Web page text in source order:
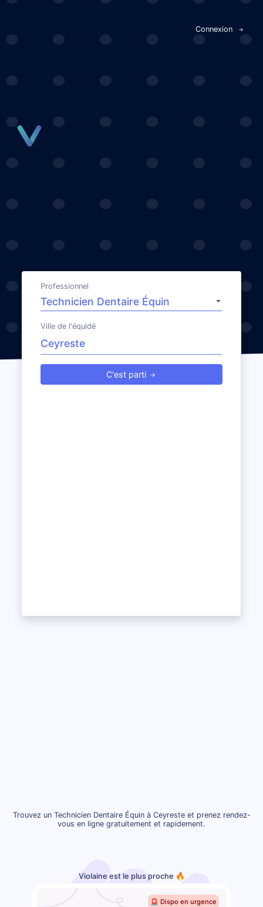
Connexion
Professionnel
Ville de l'équidé
C'est parti
Trouvez un Technicien Dentaire Équin à Ceyreste et prenez rendez-
vous en ligne gratuitement et rapidement.
Violaine est le plus proche 🔥
🚨 Dispo en urgence